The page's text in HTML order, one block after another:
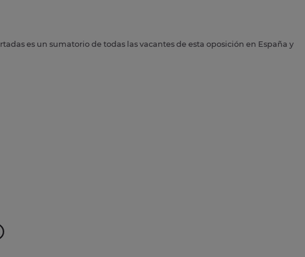
es un sumatorio de todas las vacantes de esta oposición en España y